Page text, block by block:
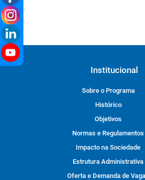
Institucional
Sobre o Programa
Histórico
Objetivos
Normas e Regulamentos
Impacto na Sociedade
Estrutura Administrativa
Oferta e Demanda de